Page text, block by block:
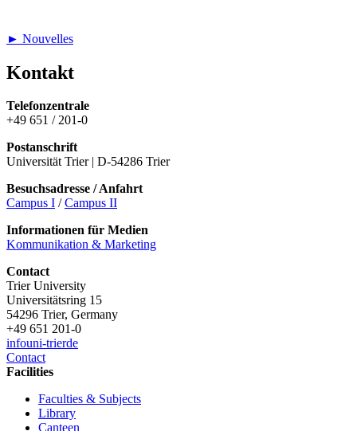
► Nouvelles
Kontakt
Telefonzentrale
+49 651 / 201-0
Postanschrift
Universität Trier | D-54286 Trier
Besuchsadresse / Anfahrt
Campus I /Campus II
Informationen für Medien
Kommunikation & Marketing
Contact
Trier University
Universitätsring 15
54296 Trier, Germany
+49 651 201-0
infouni-trierde
Contact
Facilities
Faculties & Subjects
Library
Canteen